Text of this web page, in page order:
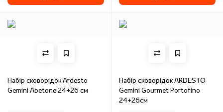
Набір сковорідок Ardesto
Gemini Abetone 24+26 см
Набір сковорідок ARDESTO
Gemini Gourmet Portofino
24+26см